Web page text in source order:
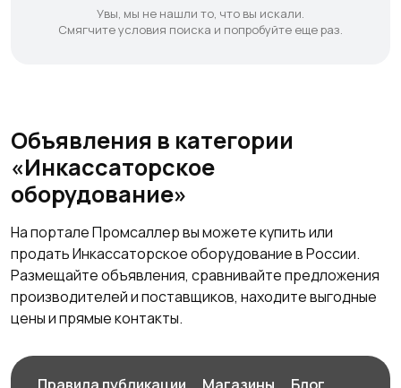
Увы, мы не нашли то, что вы искали.
Смягчите условия поиска и попробуйте еще раз.
Объявления в категории
«Инкассаторское
оборудование»
На портале Промсаллер вы можете купить или
продать Инкассаторское оборудование в России.
Размещайте объявления, сравнивайте предложения
производителей и поставщиков, находите выгодные
цены и прямые контакты.